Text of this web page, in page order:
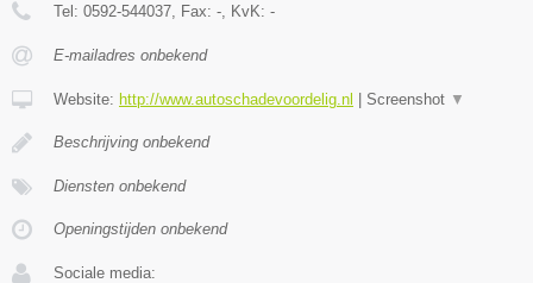
Tel: 0592-544037 , Fax: - , KvK: -
E-mailadres onbekend
Website: http://www.autoschadevoordelig.nl | Screenshot ▼
Beschrijving onbekend
Diensten onbekend
Openingstijden onbekend
Sociale media: